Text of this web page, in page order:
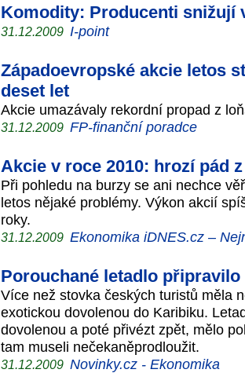
Komodity: Producenti snižují
31.12.2009 I-point
Západoevropské akcie letos
deset let
Akcie umazávaly rekordní propad z
31.12.2009 FP-finanční poradce
Akcie v roce 2010: hrozí pád
Při pohledu na burzy se ani nechce
letos nějaké problémy. Výkon akcií
roky.
31.12.2009 Ekonomika iDNES.cz –
Porouchané letadlo
Více než stovka českých turistů měla
exotickou dovolenou do Karibiku.
dovolenou a poté přivézt zpět, mělo
tam museli nečekaněprodloužit.
31.12.2009 Novinky.cz - Ekonomika